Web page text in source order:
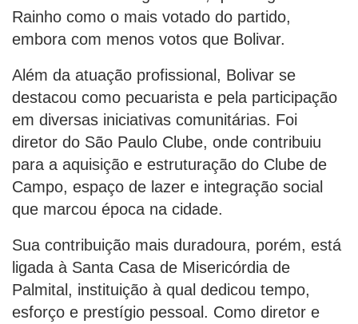
Rainho como o mais votado do partido,
embora com menos votos que Bolivar.
Além da atuação profissional, Bolivar se
destacou como pecuarista e pela participação
em diversas iniciativas comunitárias. Foi
diretor do São Paulo Clube, onde contribuiu
para a aquisição e estruturação do Clube de
Campo, espaço de lazer e integração social
que marcou época na cidade.
Sua contribuição mais duradoura, porém, está
ligada à Santa Casa de Misericórdia de
Palmital, instituição à qual dedicou tempo,
esforço e prestígio pessoal. Como diretor e